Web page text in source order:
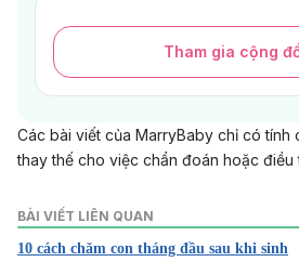
Tham gia cộng
Các bài viết của MarryBaby chỉ có tính
thay thế cho việc chẩn đoán hoặc điều
BÀI VIẾT LIÊN QUAN
10 cách chăm con tháng đầu sau khi sinh